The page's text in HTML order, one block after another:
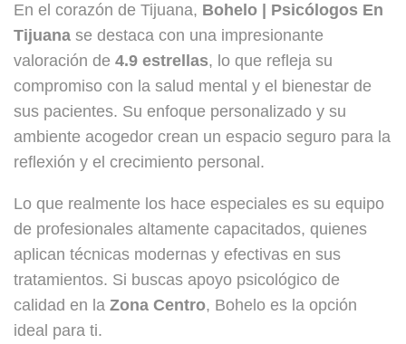
En el corazón de Tijuana, Bohelo | Psicólogos En
Tijuana se destaca con una impresionante
valoración de 4.9 estrellas, lo que refleja su
compromiso con la salud mental y el bienestar de
sus pacientes. Su enfoque personalizado y su
ambiente acogedor crean un espacio seguro para la
reflexión y el crecimiento personal.
Lo que realmente los hace especiales es su equipo
de profesionales altamente capacitados, quienes
aplican técnicas modernas y efectivas en sus
tratamientos. Si buscas apoyo psicológico de
calidad en la Zona Centro, Bohelo es la opción
ideal para ti.